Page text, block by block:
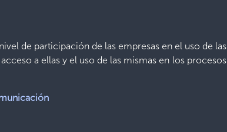
de participación de las empresas en el uso de las
a ellas y el uso de las mismas en los procesos